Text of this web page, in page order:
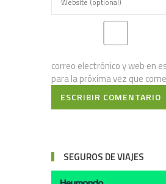
correo electrónico y web en
para la próxima vez que
ESCRIBIR COMENTARIO
SEGUROS DE VIAJES